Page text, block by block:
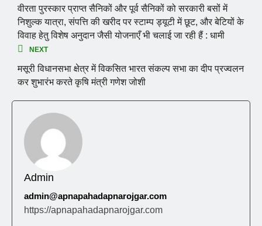
वीरता पुरस्कार प्राप्त सैनिकों और पूर्व सैनिकों को सरकारी बसों में
निशुल्क यात्रा, संपत्ति की खरीद पर स्टाम्प ड्यूटी में छूट, और बेटियों के
विवाह हेतु विशेष अनुदान जैसी योजनाएँ भी चलाई जा रही हैं : धामी
NEXT
मसूरी विधानसभा क्षेत्र में विकसित भारत संकल्प सभा का दीप प्रज्वलन
कर शुभारंभ करते कृषि मंत्री गणेश जोशी
Admin
admin@apnapahadapnarojgar.com
https://apnapahadapnarojgar.com